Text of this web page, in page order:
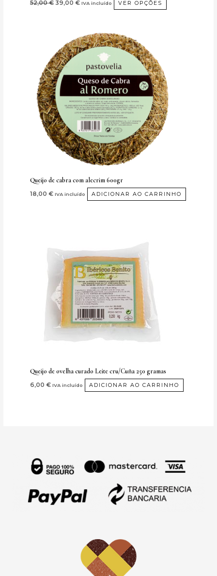
52,00€ 39,00€ IVA incluído VER OPÇÕES
Queijo de cabra com alecrim 600gr
18,00€ IVA incluído ADICIONAR AO CARRINHO
Queijo de ovelha curado Leite cru/Cuña 250 gramas
6,00€ IVA incluído ADICIONAR AO CARRINHO